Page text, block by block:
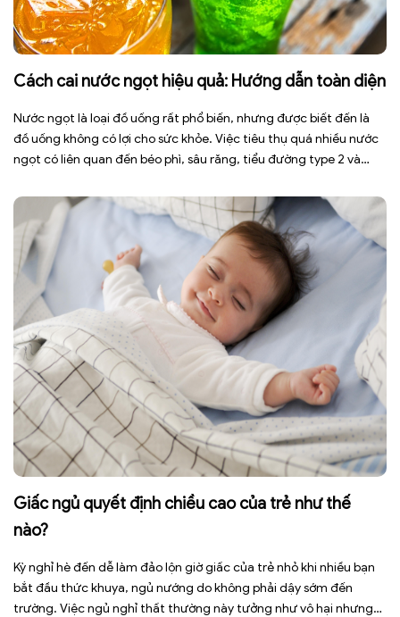
Cách cai nước ngọt hiệu quả: Hướng dẫn toàn diện
Nước ngọt là loại đồ uống rất phổ biến, nhưng được biết đến là
đồ uống không có lợi cho sức khỏe. Việc tiêu thụ quá nhiều nước
ngọt có liên quan đến béo phì, sâu răng, tiểu đường type 2 và
chỉ […]
Giấc ngủ quyết định chiều cao của trẻ như thế
nào?
Kỳ nghỉ hè đến dễ làm đảo lộn giờ giấc của trẻ nhỏ khi nhiều bạn
bắt đầu thức khuya, ngủ nướng do không phải dậy sớm đến
trường. Việc ngủ nghỉ thất thường này tưởng như vô hại nhưng